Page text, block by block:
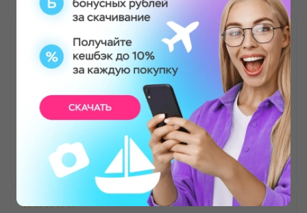
Картинг на открытом треке
картинг это скорость драйв не
перередаваемые эмоции!!!мы пошли на это
мероприятие всей семьей, и всем понравилось
и страшим и младшим👍👍👍 картинг ван лав
Ирина Гулкова